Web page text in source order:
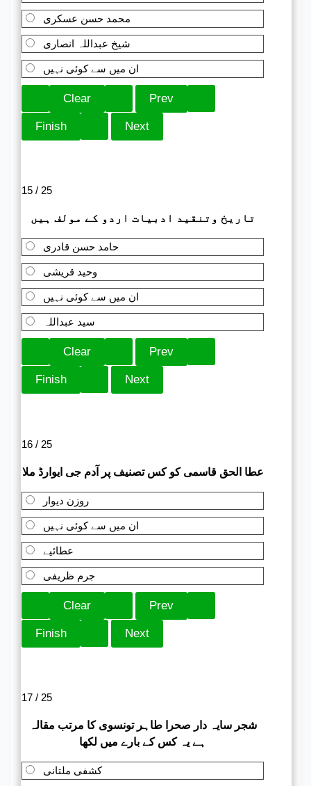
محمد حسن عسکری
شیخ عبداللہ انصاری
ان میں سے کوئی نہیں
15 / 25
تاریخ وتنقید ادبیات اردو کے مولف ہیں
حامد حسن قادری
وحید قریشی
ان میں سے کوئی نہیں
سید عبداللہ
16 / 25
عطا الحق قاسمی کو کس تصنیف پر آدم جی ایوارڈ ملا
روزن دیوار
ان میں سے کوئی نہیں
عطائیے
جرم ظریفی
17 / 25
شجر سایہ دار صحرا طاہر تونسوی کا مرتب مقالہ
ہے یہ کس کے بارے میں لکھا
کشفی ملتانی